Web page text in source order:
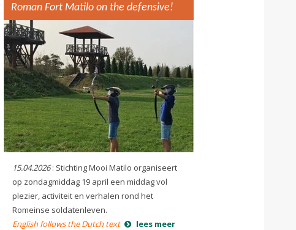
Roman Fort Matilo on the defensive!
15.04.2026: Stichting Mooi Matilo organiseert
op zondagmiddag 19 april een middag vol
plezier, activiteit en verhalen rond het
Romeinse soldatenleven.
English follows the Dutch text
lees meer